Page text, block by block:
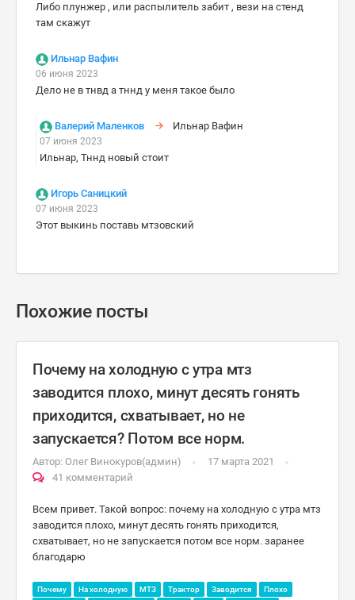
Либо плунжер , или распылитель забит , вези на стенд
там скажут
Ильнар Вафин
06 июня 2023
Дело не в тнвд а тннд у меня такое было
Валерий Маленков Ильнар Вафин
07 июня 2023
Ильнар, Тннд новый стоит
Игорь Саницкий
07 июня 2023
Этот выкинь поставь мтзовский
Похожие посты
Почему на холодную с утра мтз
заводится плохо, минут десять гонять
приходится, схватывает, но не
запускается? Потом все норм.
Автор: Олег Винокуров(админ)
17 марта 2021
41 комментарий
Всем привет. Такой вопрос: почему на холодную с утра мтз
заводится плохо, минут десять гонять приходится,
схватывает, но не запускается потом все норм. заранее
благодарю
Почему На холодную МТЗ Трактор Заводится
Плохо